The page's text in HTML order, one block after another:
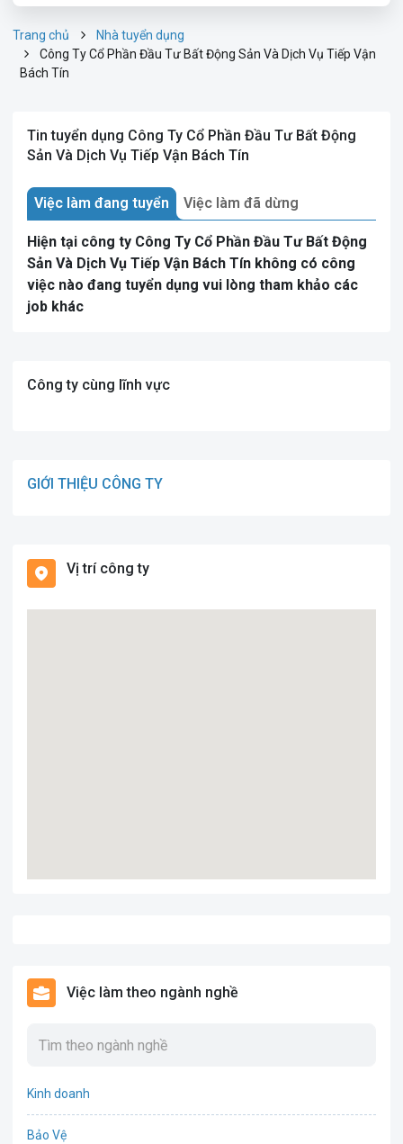
Trang chủ
Nhà tuyển dụng
Công Ty Cổ Phần Đầu Tư Bất Động Sản Và Dịch Vụ Tiếp Vận
Bách Tín
Tin tuyển dụng Công Ty Cổ Phần Đầu Tư Bất Động
Sản Và Dịch Vụ Tiếp Vận Bách Tín
Việc làm đang tuyển Việc làm đã dừng
Hiện tại công ty Công Ty Cổ Phần Đầu Tư Bất Động
Sản Và Dịch Vụ Tiếp Vận Bách Tín không có công
việc nào đang tuyển dụng vui lòng tham khảo các
job khác
Công ty cùng lĩnh vực
GIỚI THIỆU CÔNG TY
Vị trí công ty
Việc làm theo ngành nghề
Kinh doanh
Bảo Vệ